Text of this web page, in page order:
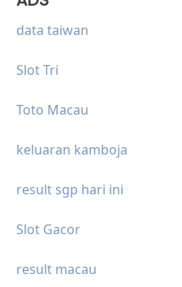
data taiwan
Slot Tri
Toto Macau
keluaran kamboja
result sgp hari ini
Slot Gacor
result macau